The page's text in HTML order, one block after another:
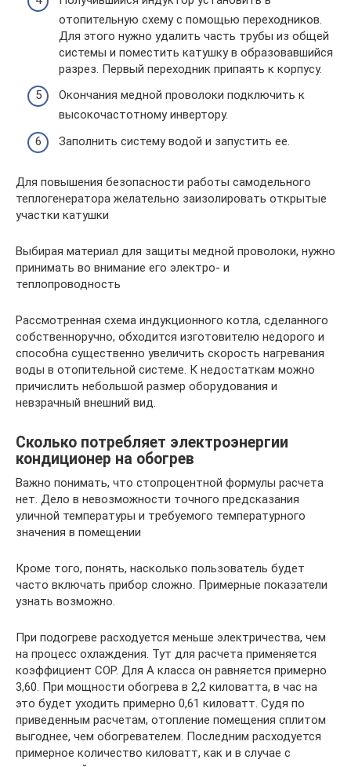
отопительную схему с помощью переходников.
Для этого нужно удалить часть трубы из общей
системы и поместить катушку в образовавшийся
разрез. Первый переходник припаять к корпусу.
Окончания медной проволоки подключить к
высокочастотному инвертору.
Заполнить систему водой и запустить ее.
Для повышения безопасности работы самодельного
теплогенератора желательно заизолировать открытые
участки катушки
Выбирая материал для защиты медной проволоки, нужно
принимать во внимание его электро- и
теплопроводность
Рассмотренная схема индукционного котла, сделанного
собственноручно, обходится изготовителю недорого и
способна существенно увеличить скорость нагревания
воды в отопительной системе. К недостаткам можно
причислить небольшой размер оборудования и
невзрачный внешний вид.
Сколько потребляет электроэнергии
кондиционер на обогрев
Важно понимать, что стопроцентной формулы расчета
нет. Дело в невозможности точного предсказания
уличной температуры и требуемого температурного
значения в помещении
Кроме того, понять, насколько пользователь будет
часто включать прибор сложно. Примерные показатели
узнать возможно.
При подогреве расходуется меньше электричества, чем
на процесс охлаждения. Тут для расчета применяется
коэффициент СОР. Для А класса он равняется примерно
3,60. При мощности обогрева в 2,2 киловатта, в час на
это будет уходить примерно 0,61 киловатт. Судя по
приведенным расчетам, отопление помещения сплитом
выгоднее, чем обогревателем. Последним расходуется
примерное количество киловатт, как и в случае с